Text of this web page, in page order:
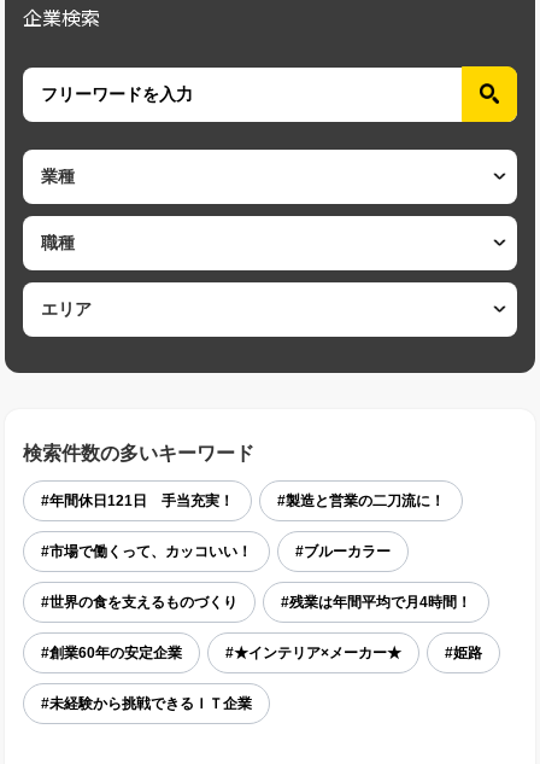
企業検索
検索件数の多いキーワード
#年間休日121日 手当充実！ #製造と営業の二刀流に！
#市場で働くって、カッコいい！ #ブルーカラー
#世界の食を支えるものづくり #残業は年間平均で月4時間！
#創業60年の安定企業 #★インテリア×メーカー★ #姫路
#未経験から挑戦できるＩＴ企業